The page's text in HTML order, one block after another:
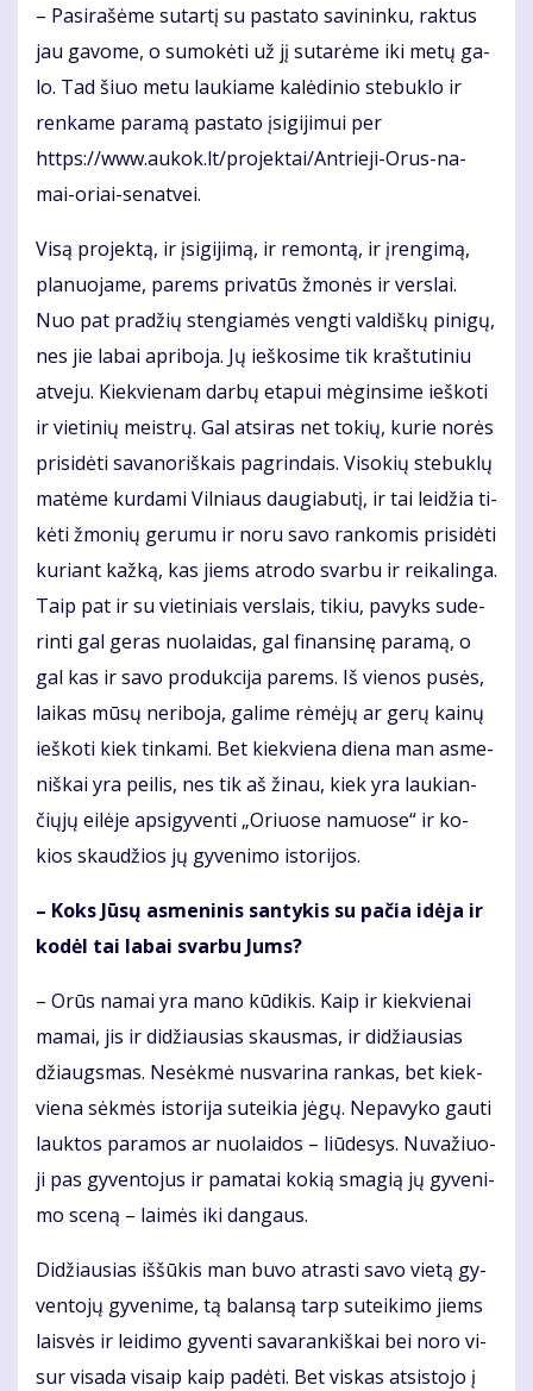
– Pa­si­ra­šė­me su­tar­tį su pa­sta­to sa­vi­nin­ku, rak­tus
jau ga­vo­me, o su­mo­kė­ti už jį su­ta­rė­me iki me­tų ga­
lo. Tad šiuo me­tu lau­kia­me ka­lė­di­nio ste­buk­lo ir
ren­ka­me pa­ra­mą pa­sta­to įsi­gi­ji­mui per
https://www.au­kok.lt/pro­jek­tai/Ant­rie­ji-Orus-na­
mai-oriai-se­nat­vei.
Vi­są pro­jek­tą, ir įsi­gi­ji­mą, ir re­mon­tą, ir įren­gi­mą,
pla­nuo­ja­me, pa­rems pri­va­tūs žmo­nės ir ver­slai.
Nuo pat pra­džių sten­gia­mės veng­ti val­diš­kų pi­ni­gų,
nes jie la­bai ap­ri­bo­ja. Jų ieš­ko­si­me tik kraš­tu­ti­niu
at­ve­ju. Kiek­vie­nam dar­bų eta­pui mė­gin­si­me ieš­ko­ti
ir vie­ti­nių meist­rų. Gal at­si­ras net to­kių, ku­rie no­rės
pri­si­dė­ti sa­va­no­riš­kais pa­grin­dais. Vi­so­kių ste­buk­lų
ma­tė­me kur­da­mi Vil­niaus dau­gia­bu­tį, ir tai lei­džia ti­
kė­ti žmo­nių ge­ru­mu ir no­ru sa­vo ran­ko­mis pri­si­dė­ti
ku­riant kaž­ką, kas jiems at­ro­do svar­bu ir rei­ka­lin­ga.
Taip pat ir su vie­ti­niais ver­slais, ti­kiu, pa­vyks su­de­
rin­ti gal ge­ras nuo­lai­das, gal fi­nan­si­nę pa­ra­mą, o
gal kas ir sa­vo pro­duk­ci­ja pa­rems. Iš vie­nos pu­sės,
lai­kas mū­sų ne­ri­bo­ja, ga­li­me rė­mė­jų ar ge­rų kai­nų
ieš­ko­ti kiek tin­ka­mi. Bet kiek­vie­na die­na man as­me­
niš­kai yra pei­lis, nes tik aš ži­nau, kiek yra lau­kian­
čių­jų ei­lė­je ap­si­gy­ven­ti „Oriuo­se na­muo­se“ ir ko­
kios skau­džios jų gy­ve­ni­mo is­to­ri­jos.
– Koks Jū­sų as­me­ni­nis san­ty­kis su pa­čia idė­ja ir
ko­dėl tai la­bai svar­bu Jums?
– Orūs na­mai yra ma­no kū­di­kis. Kaip ir kiek­vie­nai
ma­mai, jis ir di­džiau­sias skaus­mas, ir di­džiau­sias
džiaugs­mas. Ne­sėk­mė nu­sva­ri­na ran­kas, bet kiek­
vie­na sėk­mės is­to­ri­ja su­tei­kia jė­gų. Ne­pa­vy­ko gau­ti
lauk­tos pa­ra­mos ar nuo­lai­dos – liū­de­sys. Nu­va­žiuo­
ji pas gy­ven­to­jus ir pa­ma­tai ko­kią sma­gią jų gy­ve­ni­
mo sce­ną – lai­mės iki dan­gaus.
Di­džiau­sias iš­šū­kis man bu­vo at­ras­ti sa­vo vie­tą gy­
ven­to­jų gy­ve­ni­me, tą ba­lan­są tarp su­tei­ki­mo jiems
lais­vės ir lei­di­mo gy­ven­ti sa­va­ran­kiš­kai bei no­ro vi­
sur vi­sa­da vi­saip kaip pa­dė­ti. Bet vis­kas at­si­sto­jo į